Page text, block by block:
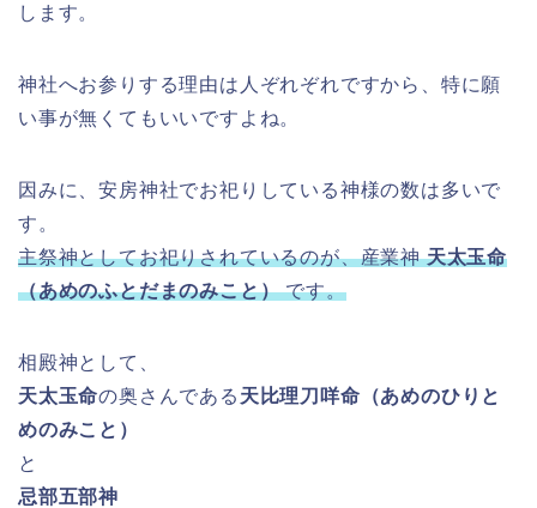
します。
神社へお参りする理由は人ぞれぞれですから、特に願
い事が無くてもいいですよね。
因みに、安房神社でお祀りしている神様の数は多いで
す。
主祭神としてお祀りされているのが、産業神天太玉命
（あめのふとだまのみこと）です。
相殿神として、
天太玉命の奥さんである 天比理刀咩命（あめのひりと
めのみこと）
と
忌部五部神